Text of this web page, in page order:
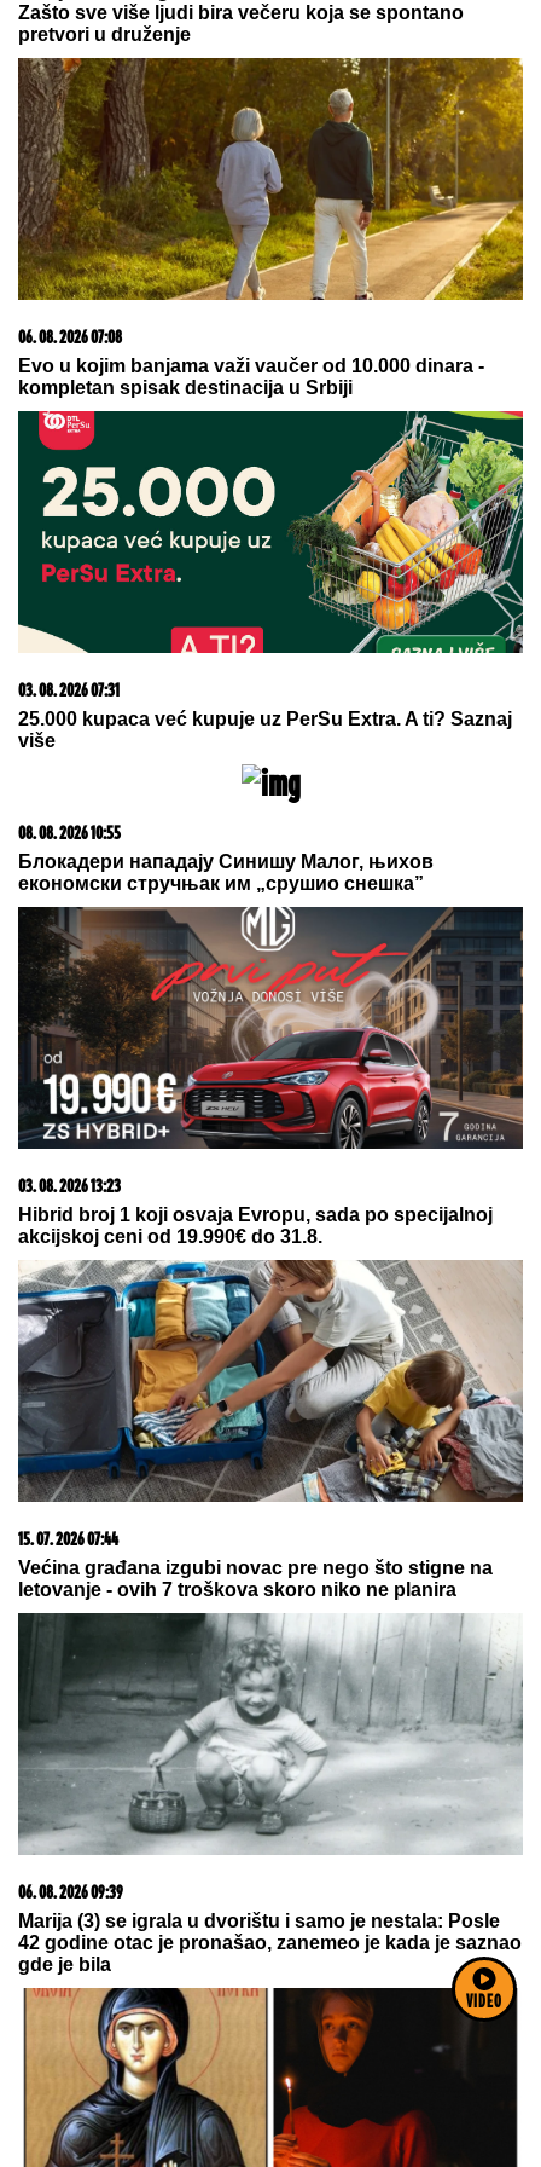
VIDEO
njom: "DRAGI, TO PREDSEDNICI NE
RADE", stavila mu da znanja da i
drugima smeta, ali se pretvaraju - iz
pristojnosti
by Aklamator
20. 07. 2026 08:04
REGISTRUJ SE UZ PROMO KOD CASINO Preuzmi
1500 BESPLATNIH SPINOVA
09. 07. 2026 09:20
Komfor po meri klijenata: nova linija paketa ALTA
08. 08. 2026 12:49
"ZAPAD JE VEĆ JEDNOM TESTIRAO SNAGU
RUSIJE" Medvedev: Oni koji su nas osuđivali danas
vode uzaludan rat sa nama
07. 08. 2026 09:47
Čiji hromozom određuje pol deteta? XX rađa se
devojčica, XY rađa se dečak
05. 08. 2026 06:45
Šta dete nasleđuje od oca, a šta od majke? Sve što
treba da znate o genetici